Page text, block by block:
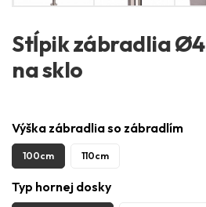
Stĺpik zábradlia
na sklo
Výška zábradlia so zábradlím
100cm 110cm
Typ hornej dosky